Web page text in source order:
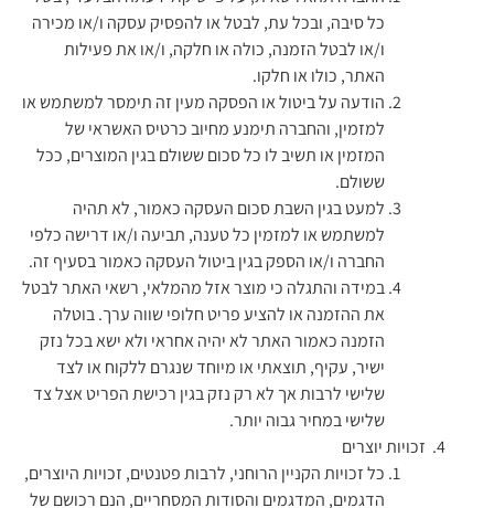
כל סיבה, ובכל עת, לבטל או להפסיק עסקה ו/או מכירה
ו/או לבטל הזמנה, כולה או חלקה, ו/או את פעילות
האתר, כולו או חלקו.
הודעה על ביטול או הפסקה מעין זה תימסר למשתמש או
למזמין, והחברה תימנע מחיוב כרטיס האשראי של
המזמין או תשיב לו כל סכום ששולם בגין המוצרים, ככל
ששולם.
למעט בגין השבת סכום העסקה כאמור, לא תהיה
למשתמש או למזמין כל טענה, תביעה ו/או דרישה כלפי
החברה ו/או הספק בגין ביטול העסקה כאמור בסעיף זה.
במידה והתגלה כי מוצר אזל מהמלאי, רשאי האתר לבטל
את ההזמנה או להציע פריט חלופי שווה ערך. בוטלה
הזמנה כאמור האתר לא יהיה אחראי ולא ישא בכל נזק
ישיר, עקיף, תוצאתי או מיוחד שנגרם ללקוח או לצד
שלישי לרבות אך לא רק נזק בגין רכישת הפריט אצל צד
שלישי במחיר גבוה יותר.
זכויות יוצרים
כל זכויות הקניין הרוחני, לרבות פטנטים, זכויות היוצרים,
הדגמים, המדגמים והסודות המסחריים, הנם רכושם של